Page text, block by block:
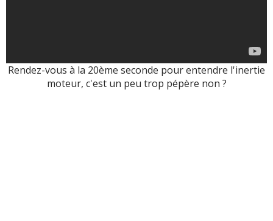
Rendez-vous à la 20ème seconde pour entendre l'inertie
moteur, c'est un peu trop pépère non ?